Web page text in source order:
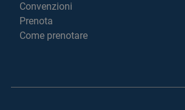
Convenzioni
Prenota
Come prenotare